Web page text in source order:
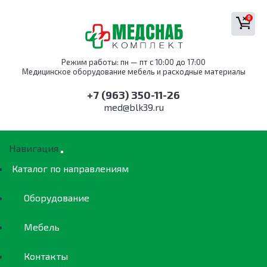
Режим работы: пн — пт с 10:00 до 17:00
Медицинское оборудование мебель и расходные материалы
0
+7 (963) 350-11-26
med@blk39.ru
Навигация
Каталог по направлениям
Оборудование
Мебель
Контакты